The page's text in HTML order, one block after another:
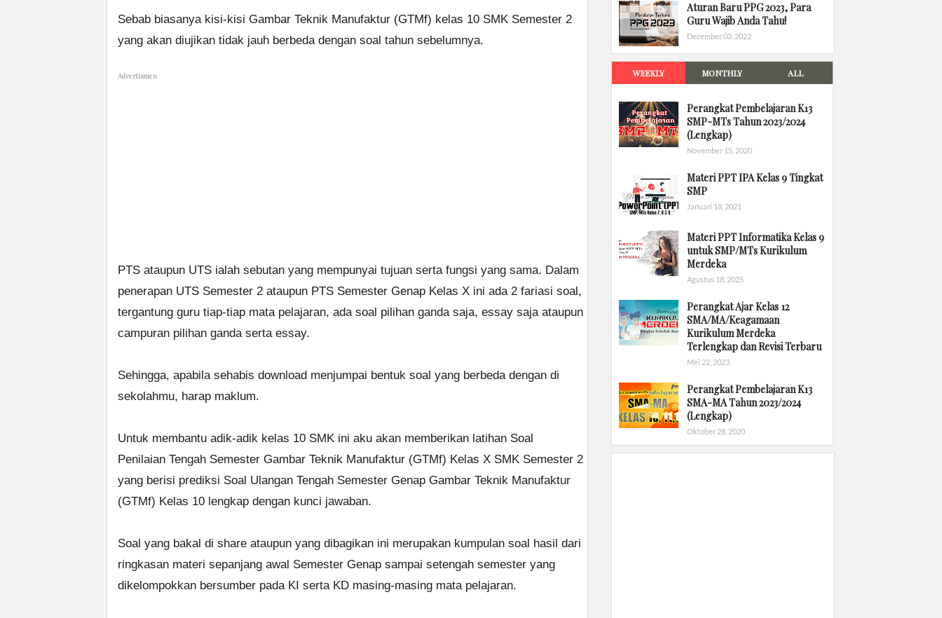
Sebab biasanya kisi-kisi Gambar Teknik Manufaktur (GTMf) kelas 10 SMK Semester 2
yang akan diujikan tidak jauh berbeda dengan soal tahun sebelumnya.
Advertismen
PTS ataupun UTS ialah sebutan yang mempunyai tujuan serta fungsi yang sama. Dalam
penerapan UTS Semester 2 ataupun PTS Semester Genap Kelas X ini ada 2 fariasi soal,
tergantung guru tiap-tiap mata pelajaran, ada soal pilihan ganda saja, essay saja ataupun
campuran pilihan ganda serta essay.
Sehingga, apabila sehabis download menjumpai bentuk soal yang berbeda dengan di
sekolahmu, harap maklum.
Untuk membantu adik-adik kelas 10 SMK ini aku akan memberikan latihan Soal
Penilaian Tengah Semester Gambar Teknik Manufaktur (GTMf) Kelas X SMK Semester 2
yang berisi prediksi Soal Ulangan Tengah Semester Genap Gambar Teknik Manufaktur
(GTMf) Kelas 10 lengkap dengan kunci jawaban.
Soal yang bakal di share ataupun yang dibagikan ini merupakan kumpulan soal hasil dari
ringkasan materi sepanjang awal Semester Genap sampai setengah semester yang
dikelompokkan bersumber pada KI serta KD masing-masing mata pelajaran.
Aturan Baru PPG 2023, Para
Guru Wajib Anda Tahu!
December 03, 2022
WEEKLY MONTHLY ALL
Perangkat Pembelajaran K13
SMP-MTs Tahun 2023/2024
(Lengkap)
November 15, 2020
Materi PPT IPA Kelas 9 Tingkat
SMP
Januari 18, 2021
Materi PPT Informatika Kelas 9
untuk SMP/MTs Kurikulum
Merdeka
Agustus 18, 2025
Perangkat Ajar Kelas 12
SMA/MA/Keagamaan
Kurikulum Merdeka
Terlengkap dan Revisi Terbaru
Mei 22, 2023
Perangkat Pembelajaran K13
SMA-MA Tahun 2023/2024
(Lengkap)
Oktober 28, 2020